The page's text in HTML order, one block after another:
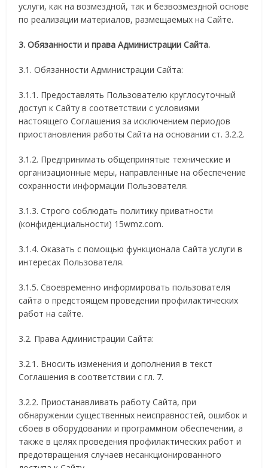
услуги, как на возмездной, так и безвозмездной основе
по реализации материалов, размещаемых на Сайте.
3. Обязанности и права Администрации Сайта.
3.1. Обязанности Администрации Сайта:
3.1.1. Предоставлять Пользователю круглосуточный
доступ к Сайту в соответствии с условиями
настоящего Соглашения за исключением периодов
приостановления работы Сайта на основании ст. 3.2.2.
3.1.2. Предпринимать общепринятые технические и
организационные меры, направленные на обеспечение
сохранности информации Пользователя.
3.1.3. Строго соблюдать политику приватности
(конфиденциальности) 15wmz.com.
3.1.4. Оказать с помощью функционала Сайта услуги в
интересах Пользователя.
3.1.5. Своевременно информировать пользователя
сайта о предстоящем проведении профилактических
работ на сайте.
3.2. Права Администрации Сайта:
3.2.1. Вносить изменения и дополнения в текст
Соглашения в соответствии с гл. 7.
3.2.2. Приостанавливать работу Сайта, при
обнаружении существенных неисправностей, ошибок и
сбоев в оборудовании и программном обеспечении, а
также в целях проведения профилактических работ и
предотвращения случаев несанкционированного